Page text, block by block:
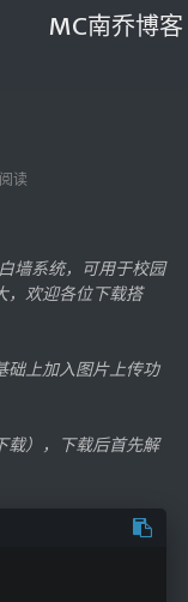
读
墙系统，可用于校园
，欢迎各位下载搭
础上加入图片上传功
载），下载后首先解
MC南乔博客